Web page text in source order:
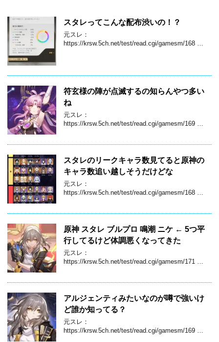
スタレってこんな配布渋いの！？
元スレ：
https://krsw.5ch.net/test/read.cgi/gamesm/168 …
符玄様の陣が点滅するの知らんやつ多い
ね
元スレ：
https://krsw.5ch.net/test/read.cgi/gamesm/169 …
スタレのリークキャラ数見てると原神の
キャラ数追い越しそうだけどな
元スレ：
https://krsw.5ch.net/test/read.cgi/gamesm/168 …
原神 スタレ ブルプロ 鳴潮 ニケ ← 5つ平
行してるけど体調悪くなってきた
元スレ：
https://krsw.5ch.net/test/read.cgi/gamesm/171 …
アルジェンティみたいなのが噂で強いけ
ど誰か知ってる？
元スレ：
https://krsw.5ch.net/test/read.cgi/gamesm/169 …